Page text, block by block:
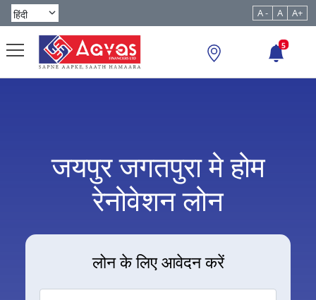
A - A A+
5
जयपुर जगतपुरा मे होम
रेनोवेशन लोन
लोन के लिए आवेदन करें